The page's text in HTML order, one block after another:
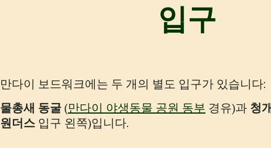
입구
만다이 보드워크에는 두 개의 별도 입구가 있습니다:
물총새 동굴(만다이 야생동물 공원 동부 경유)과 청
원더스 입구 왼쪽)입니다.